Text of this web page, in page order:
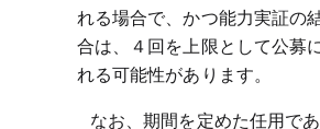
れる場合で、かつ能力実証の
合は、４回を上限として公募
れる可能性があります。
なお、期間を定めた任用で